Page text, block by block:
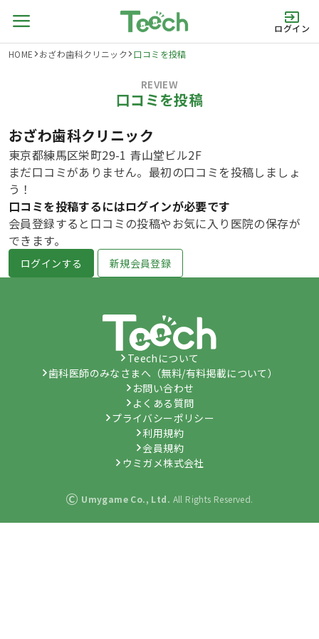
ログイン
HOME おざわ歯科クリニック 口コミを投稿
REVIEW
口コミを投稿
おざわ歯科クリニック
東京都練馬区栄町29-1 青山堂ビル2F
まだ口コミがありません。最初の口コミを投稿しましょ
う！
口コミを投稿するにはログインが必要です
会員登録すると口コミの投稿やお気に入り医院の保存が
できます。
ログインする 新規会員登録
Teechについて
歯科医師のみなさまへ（無料/有料掲載について）
お問い合わせ
よくある質問
プライバシーポリシー
利用規約
会員規約
ウミガメ株式会社
© Umygame Co., Ltd. All Rights Reserved.